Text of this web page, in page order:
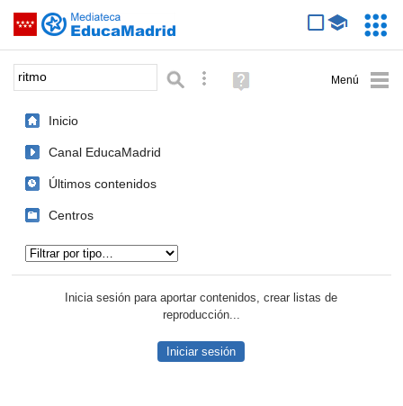
Saltar navegación
Palabra o frase: Búsqueda avanzada
Ayuda
(en
Inicio
Canal EducaMadrid
Últimos contenidos
Centros
Inicia sesión para aportar contenidos, crear listas de
reproducción...
Iniciar sesión